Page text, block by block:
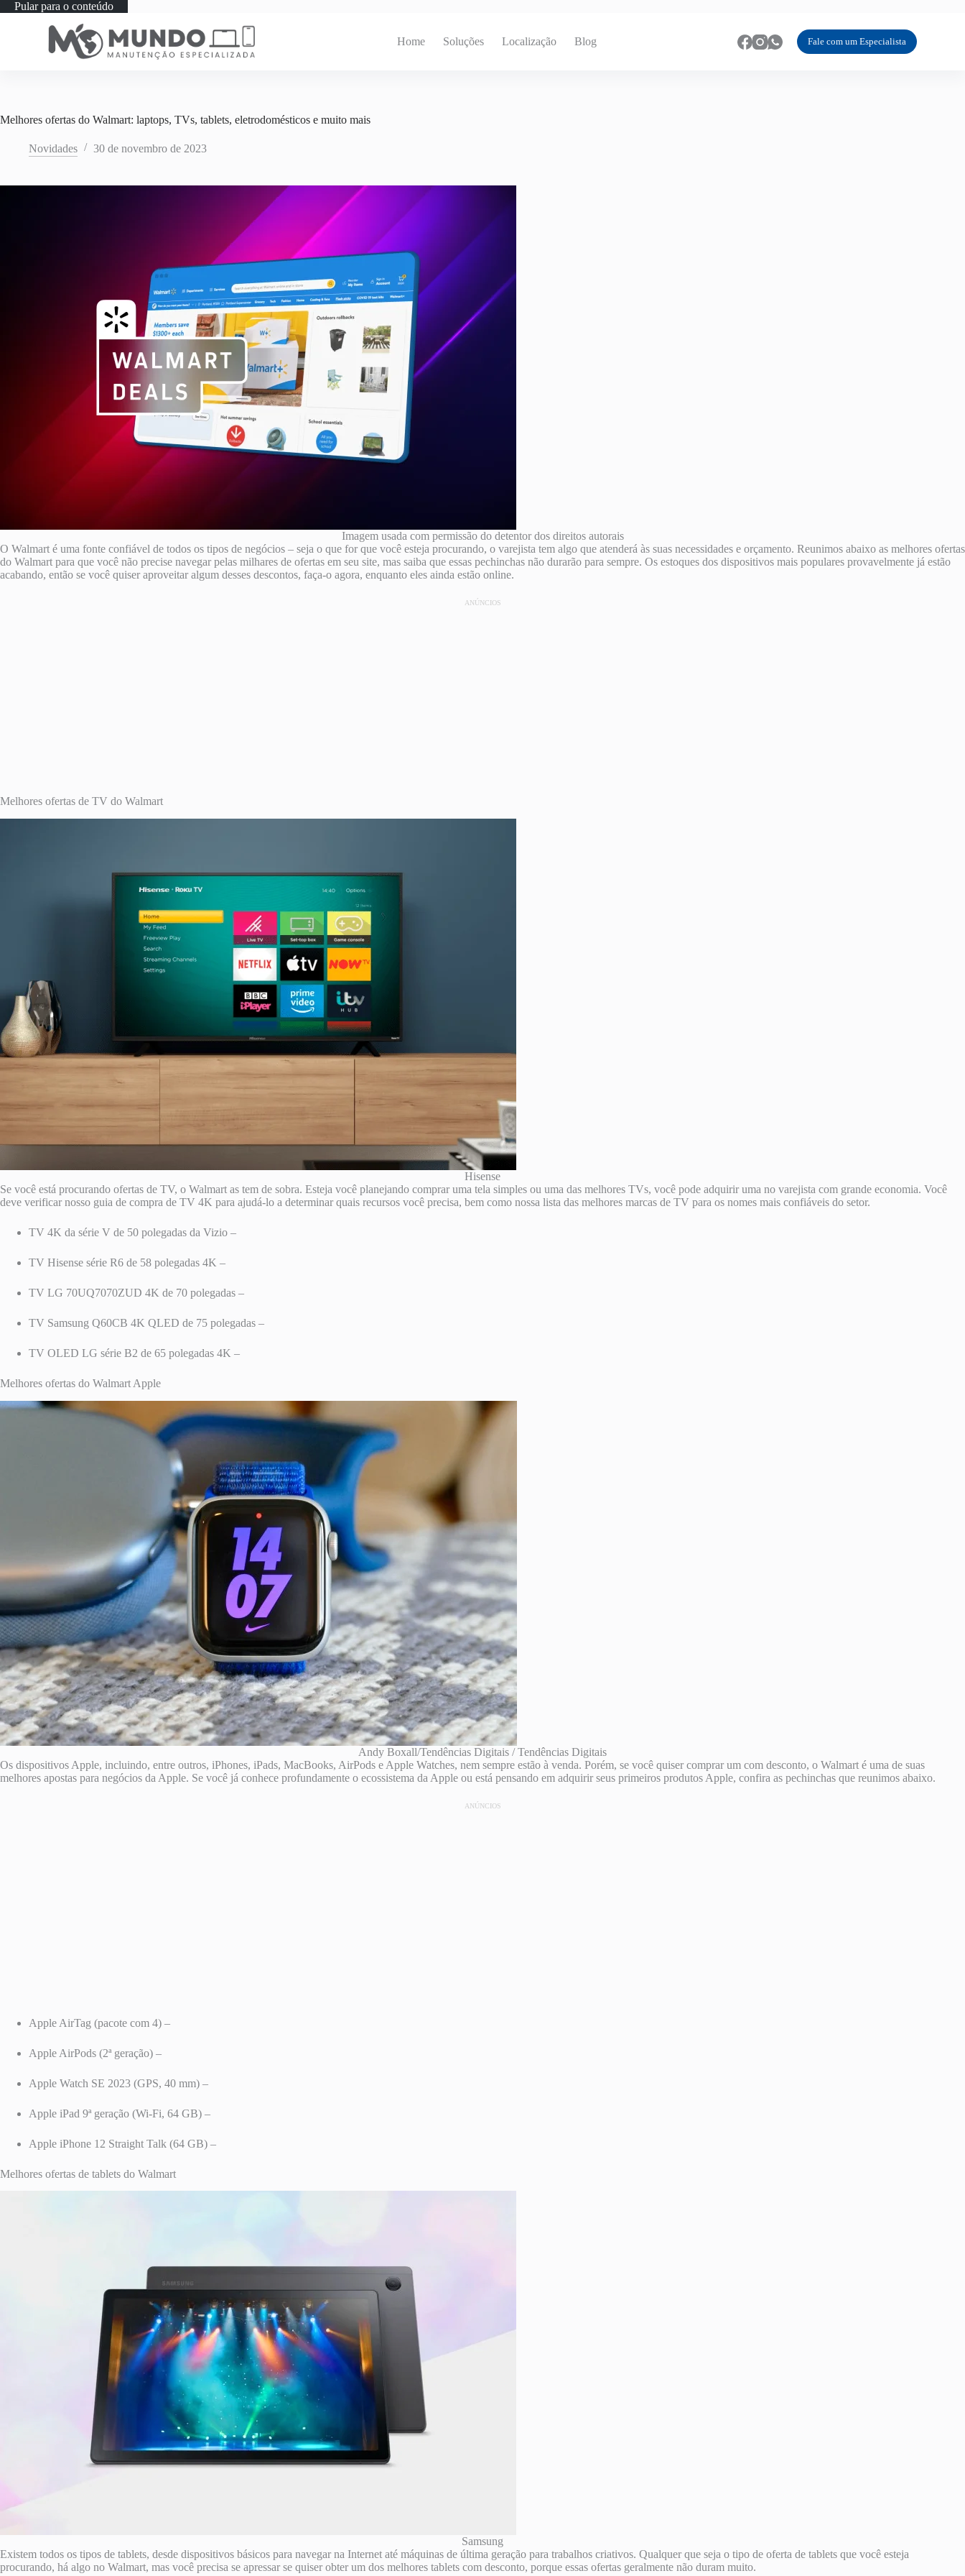
Pular para o conteúdo
Home Soluções Localização Blog Fale com um Especialista
Melhores ofertas do Walmart: laptops, TVs, tablets, eletrodomésticos e muito mais
Novidades 30 de novembro de 2023
Imagem usada com permissão do detentor dos direitos autorais
O Walmart é uma fonte confiável de todos os tipos de negócios – seja o que for que você esteja procurando, o varejista tem algo que atenderá às suas necessidades e orçamento. Reunimos abaixo as melhores ofertas
do Walmart para que você não precise navegar pelas milhares de ofertas em seu site, mas saiba que essas pechinchas não durarão para sempre. Os estoques dos dispositivos mais populares provavelmente já estão
acabando, então se você quiser aproveitar algum desses descontos, faça-o agora, enquanto eles ainda estão online.
ANÚNCIOS
Melhores ofertas de TV do Walmart
Hisense
Se você está procurando ofertas de TV, o Walmart as tem de sobra. Esteja você planejando comprar uma tela simples ou uma das melhores TVs, você pode adquirir uma no varejista com grande economia. Você
deve verificar nosso guia de compra de TV 4K para ajudá-lo a determinar quais recursos você precisa, bem como nossa lista das melhores marcas de TV para os nomes mais confiáveis ​​do setor.
TV 4K da série V de 50 polegadas da Vizio –
TV Hisense série R6 de 58 polegadas 4K –
TV LG 70UQ7070ZUD 4K de 70 polegadas –
TV Samsung Q60CB 4K QLED de 75 polegadas –
TV OLED LG série B2 de 65 polegadas 4K –
Melhores ofertas do Walmart Apple
Andy Boxall/Tendências Digitais / Tendências Digitais
Os dispositivos Apple, incluindo, entre outros, iPhones, iPads, MacBooks, AirPods e Apple Watches, nem sempre estão à venda. Porém, se você quiser comprar um com desconto, o Walmart é uma de suas
melhores apostas para negócios da Apple. Se você já conhece profundamente o ecossistema da Apple ou está pensando em adquirir seus primeiros produtos Apple, confira as pechinchas que reunimos abaixo.
ANÚNCIOS
Apple AirTag (pacote com 4) –
Apple AirPods (2ª geração) –
Apple Watch SE 2023 (GPS, 40 mm) –
Apple iPad 9ª geração (Wi-Fi, 64 GB) –
Apple iPhone 12 Straight Talk (64 GB) –
Melhores ofertas de tablets do Walmart
Samsung
Existem todos os tipos de tablets, desde dispositivos básicos para navegar na Internet até máquinas de última geração para trabalhos criativos. Qualquer que seja o tipo de oferta de tablets que você esteja
procurando, há algo no Walmart, mas você precisa se apressar se quiser obter um dos melhores tablets com desconto, porque essas ofertas geralmente não duram muito.